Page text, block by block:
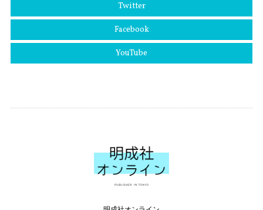
Twitter
Facebook
YouTube